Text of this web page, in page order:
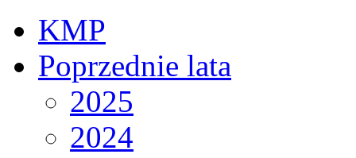
KMP
Poprzednie lata
2025
2024